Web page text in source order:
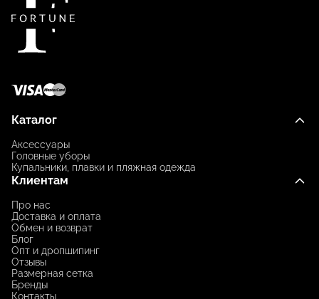
Каталог
Аксессуары
Головные уборы
Купальники, плавки и пляжная одежда
Клиентам
Про нас
Доставка и оплата
Обмен и возврат
Блог
Опт и дропшипинг
Отзывы
Размерная сетка
Бренды
Контакты